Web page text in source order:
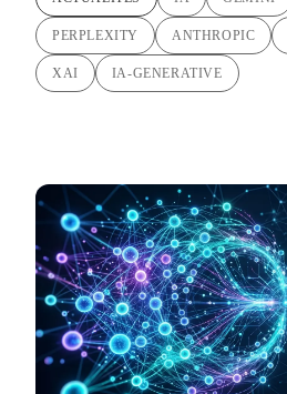
PERPLEXITY ANTHROPIC
XAI IA-GENERATIVE